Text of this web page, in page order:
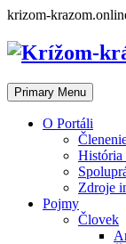
Skip
content
krizom-
Primary Menu
O Portáli
História
Zdroje
Pojmy
Človek